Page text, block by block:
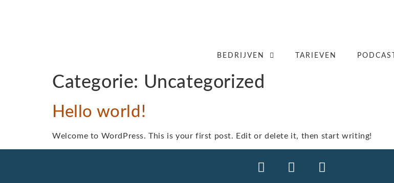
BEDRIJVEN TARIEVEN PODCAST
Categorie: Uncategorized
Hello world!
Welcome to WordPress. This is your first post. Edit or delete it, then start writing!